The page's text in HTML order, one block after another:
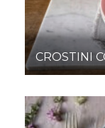
CROSTINI